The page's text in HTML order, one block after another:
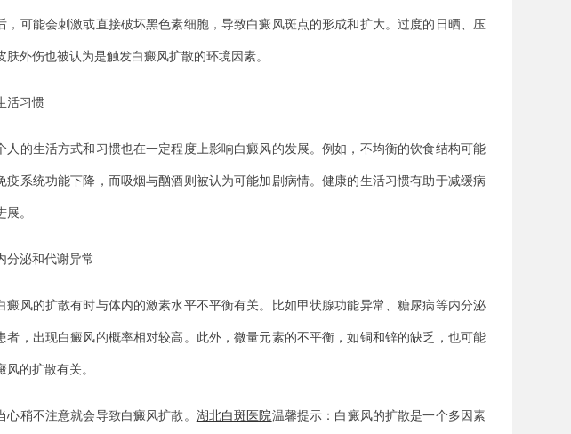
，可能会刺激或直接破坏黑色素细胞，导致白癜风斑点的形成和扩大。过度的日晒、压
肤外伤也被认为是触发白癜风扩散的环境因素。
习惯
的生活方式和习惯也在一定程度上影响白癜风的发展。例如，不均衡的饮食结构可能
疫系统功能下降，而吸烟与酗酒则被认为可能加剧病情。健康的生活习惯有助于减缓病
展。
泌和代谢异常
风的扩散有时与体内的激素水平不平衡有关。比如甲状腺功能异常、糖尿病等内分泌
者，出现白癜风的概率相对较高。此外，微量元素的不平衡，如铜和锌的缺乏，也可能
风的扩散有关。
稍不注意就会导致白癜风扩散。 湖北白斑医院温馨提示：白癜风的扩散是一个多因素